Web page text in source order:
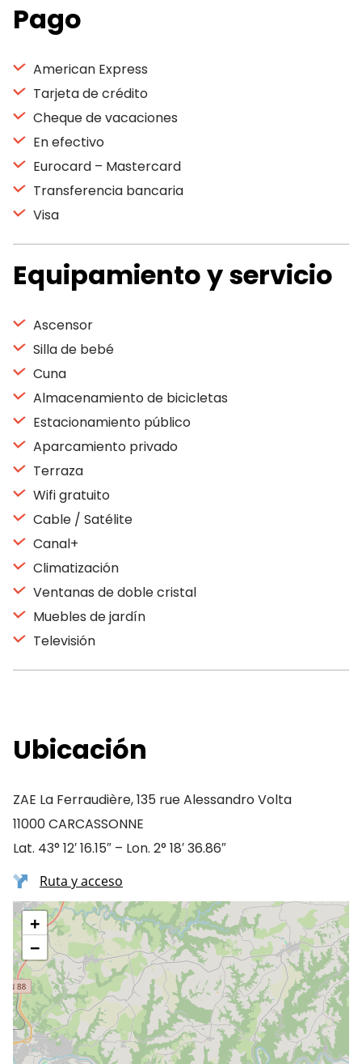
Pago
American Express
Tarjeta de crédito
Cheque de vacaciones
En efectivo
Eurocard – Mastercard
Transferencia bancaria
Visa
Equipamiento y servicio
Ascensor
Silla de bebé
Cuna
Almacenamiento de bicicletas
Estacionamiento público
Aparcamiento privado
Terraza
Wifi gratuito
Cable / Satélite
Canal+
Climatización
Ventanas de doble cristal
Muebles de jardín
Televisión
Ubicación
ZAE La Ferraudière, 135 rue Alessandro Volta
11000 CARCASSONNE
Lat. 43° 12′ 16.15″ – Lon. 2° 18′ 36.86″
Ruta y acceso
+
−